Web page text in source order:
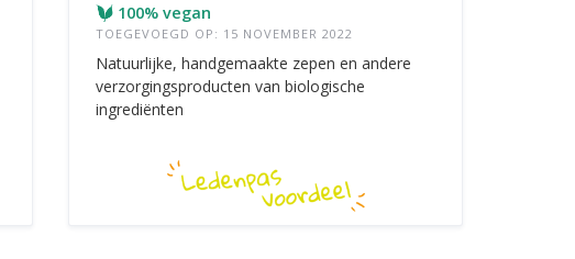
100% vegan
TOEGEVOEGD OP: 15 NOVEMBER 2022
Natuurlijke, handgemaakte zepen en andere
verzorgingsproducten van biologische
ingrediënten